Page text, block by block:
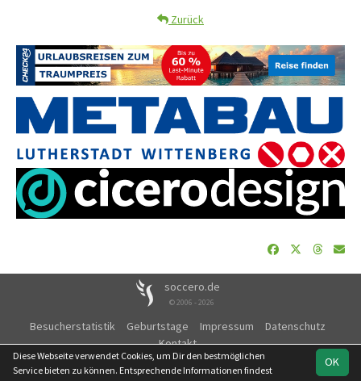
Zurück
soccero.de
© 2006 - 2026
Besucherstatistik Geburtstage Impressum
Datenschutz
Kontakt
OK
Diese Webseite verwendet Cookies, um Dir den bestmöglichen
Service bieten zu können. Entsprechende Informationen findest